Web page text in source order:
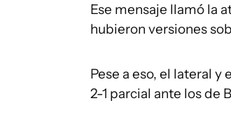
Ese mensaje llamó la
hubieron versiones
Pese a eso, el lateral
2-1 parcial ante los de